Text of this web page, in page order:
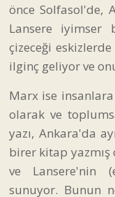
önce Solfasol'de,
Lansere iyimser
çizeceği
ilginç geliyor ve
Marx ise
olarak ve
yazı, Ankara'da
birer kitap yazmış
ve Lansere'nin
sunuyor. Bunun